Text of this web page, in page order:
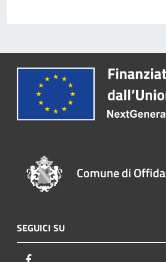
Comune di Offida
SEGUICI SU